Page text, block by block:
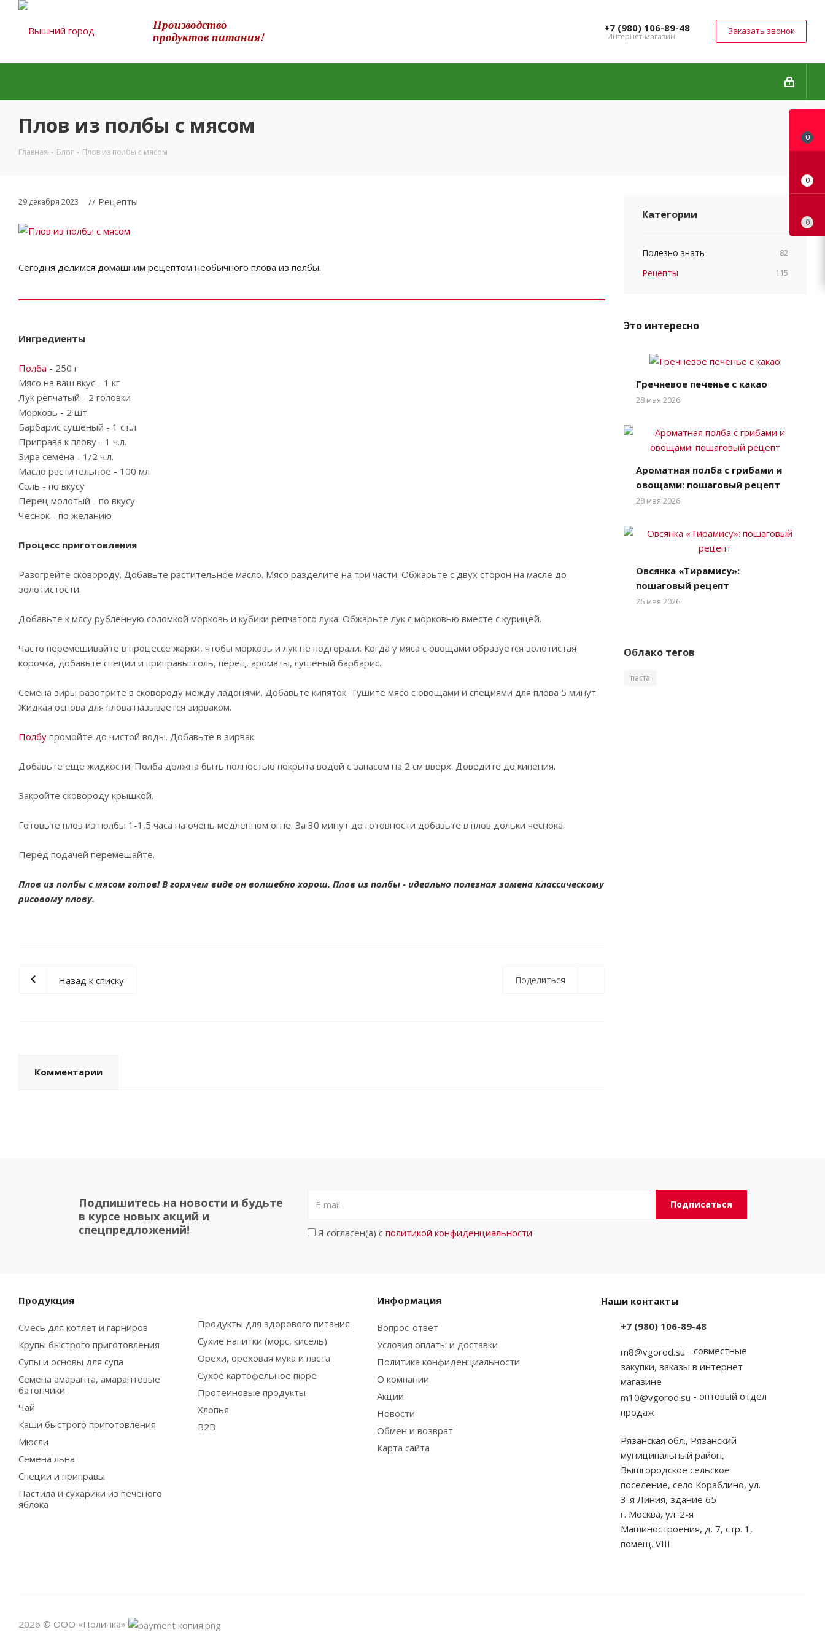
Производство
продуктов питания!
+7 (980) 106-89-48
Интернет-магазин
Заказать звонок
Плов из полбы с мясом
Главная - Блог - Плов из полбы с мясом
29 декабря 2023 // Рецепты
Сегодня делимся домашним рецептом необычного плова из полбы.
Ингредиенты
Полба - 250 г
Мясо на ваш вкус - 1 кг
Лук репчатый - 2 головки
Морковь - 2 шт.
Барбарис сушеный - 1 ст.л.
Приправа к плову - 1 ч.л.
Зира семена - 1/2 ч.л.
Масло растительное - 100 мл
Соль - по вкусу
Перец молотый - по вкусу
Чеснок - по желанию
Процесс приготовления
Разогрейте сковороду. Добавьте растительное масло. Мясо разделите на три части. Обжарьте с двух сторон на масле до
золотистости.
Добавьте к мясу рубленную соломкой морковь и кубики репчатого лука. Обжарьте лук с морковью вместе с курицей.
Часто перемешивайте в процессе жарки, чтобы морковь и лук не подгорали. Когда у мяса с овощами образуется золотистая
корочка, добавьте специи и приправы: соль, перец, ароматы, сушеный барбарис.
Семена зиры разотрите в сковороду между ладонями. Добавьте кипяток. Тушите мясо с овощами и специями для плова 5 минут.
Жидкая основа для плова называется зирваком.
Полбу промойте до чистой воды. Добавьте в зирвак.
Добавьте еще жидкости. Полба должна быть полностью покрыта водой с запасом на 2 см вверх. Доведите до кипения.
Закройте сковороду крышкой.
Готовьте плов из полбы 1-1,5 часа на очень медленном огне. За 30 минут до готовности добавьте в плов дольки чеснока.
Перед подачей перемешайте.
Плов из полбы с мясом готов! В горячем виде он волшебно хорош. Плов из полбы - идеально полезная замена классическому
рисовому плову.
Поделиться
Назад к списку
Комментарии
Категории
Полезно знать 82
Рецепты 115
Это интересно
Гречневое печенье с какао
28 мая 2026
Ароматная полба с грибами и
овощами: пошаговый рецепт
28 мая 2026
Овсянка «Тирамису»:
пошаговый рецепт
26 мая 2026
Облако тегов
паста
Подпишитесь на новости и будьте
в курсе новых акций и
спецпредложений!
Я согласен(а) с политикой конфиденциальности
Продукция
Смесь для котлет и гарниров
Крупы быстрого приготовления
Супы и основы для супа
Семена амаранта, амарантовые
батончики
Чай
Каши быстрого приготовления
Мюсли
Семена льна
Специи и приправы
Пастила и сухарики из печеного
яблока
Продукты для здорового питания
Сухие напитки (морс, кисель)
Орехи, ореховая мука и паста
Сухое картофельное пюре
Протеиновые продукты
Хлопья
B2B
Информация
Вопрос-ответ
Условия оплаты и доставки
Политика конфиденциальности
О компании
Акции
Новости
Обмен и возврат
Карта сайта
Наши контакты
+7 (980) 106-89-48
m8@vgorod.su - совместные
закупки, заказы в интернет
магазине
m10@vgorod.su - оптовый отдел
продаж
Рязанская обл., Рязанский
муниципальный район,
Вышгородское сельское
поселение, село Кораблино, ул.
3-я Линия, здание 65
г. Москва, ул. 2-я
Машиностроения, д. 7, стр. 1,
помещ. VIII
2026 © ООО «Полинка»
0
0
0